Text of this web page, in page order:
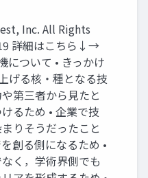
Inc. All Rights
詳細はこちら↓→
について • きっかけ
げる核・種となる技
第三者から見たと
るため • 企業で技
りそうだったこと
創る側になるため •
く，学術界側でも